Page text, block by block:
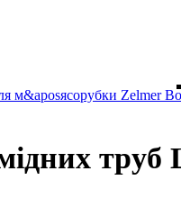
м&aposясорубки Zelmer